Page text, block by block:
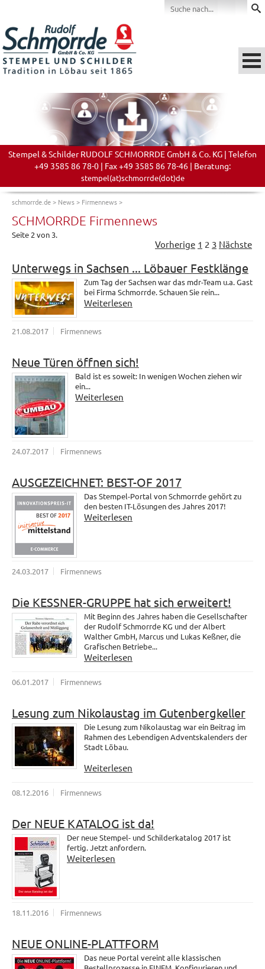
Stempel & Schilder RUDOLF SCHMORRDE GmbH & Co. KG | Telefon
+49 3585 86 78-0 | Fax +49 3585 86 78-46 | Beratung:
stempel(at)schmorrde(dot)de
schmorrde.de> News> Firmennews>
SCHMORRDE Firmennews
Seite 2 von 3.
Vorherige 1 2 3 Nächste
Unterwegs in Sachsen ... Löbauer Festklänge
Zum Tag der Sachsen war das mdr-Team u.a. Gast
bei Firma Schmorrde. Schauen Sie rein...
Weiterlesen
21.08.2017 Firmennews
Neue Türen öffnen sich!
Bald ist es soweit: In wenigen Wochen ziehen wir
ein...
Weiterlesen
24.07.2017 Firmennews
AUSGEZEICHNET: BEST-OF 2017
Das Stempel-Portal von Schmorrde gehört zu
den besten IT-Lösungen des Jahres 2017!
Weiterlesen
24.03.2017 Firmennews
Die KESSNER-GRUPPE hat sich erweitert!
Mit Beginn des Jahres haben die Gesellschafter
der Rudolf Schmorrde KG und der Albert
Walther GmbH, Marcus und Lukas Keßner, die
Grafischen Betriebe...
Weiterlesen
06.01.2017 Firmennews
Lesung zum Nikolaustag im Gutenbergkeller
Die Lesung zum Nikolaustag war ein Beitrag im
Rahmen des Lebendigen Adventskalenders der
Stadt Löbau.
Weiterlesen
08.12.2016 Firmennews
Der NEUE KATALOG ist da!
Der neue Stempel- und Schilderkatalog 2017 ist
fertig. Jetzt anfordern.
Weiterlesen
18.11.2016 Firmennews
NEUE ONLINE-PLATTFORM
Das neue Portal vereint alle klassischen